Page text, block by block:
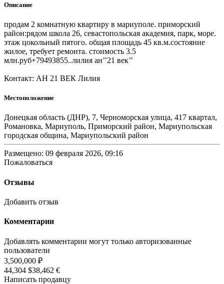
Описание
продам 2 комнатную квартиру в мариуполе. приморский
район:рядом школа 26, севастопольская академия, парк, море.
этаж цокольный пятого. общая площадь 45 кв.м.состояние
жилое, требует ремонта. стоимость 3.5
млн.руб+79493855..лилия ан’’21 век’’
Контакт: АН 21 ВЕК Лилия
Местоположение
Донецкая область (ДНР), 7, Черноморская улица, 417 квартал,
Романовка, Мариуполь, Приморский район, Мариупольская
городская община, Мариупольский район
Размещено: 09 февраля 2026, 09:16
Пожаловаться
Отзывы
Добавить отзыв
Комментарии
Добавлять комментарии могут только авторизованные
пользователи
3,500,000 ₽
44,304 $38,462 €
Написать продавцу